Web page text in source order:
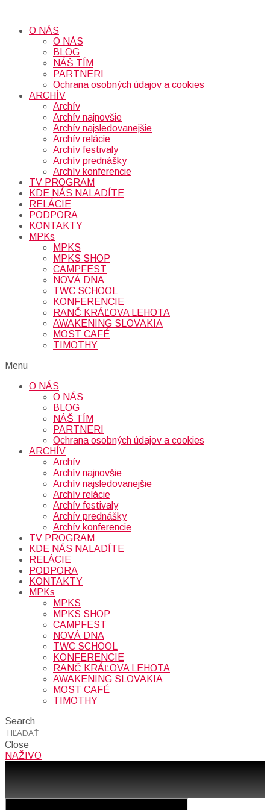
O NÁS
O NÁS
BLOG
NÁŠ TÍM
PARTNERI
Ochrana osobných údajov a cookies
ARCHÍV
Archív
Archív najnovšie
Archív najsledovanejšie
Archív relácie
Archív festivaly
Archív prednášky
Archív konferencie
TV PROGRAM
KDE NÁS NALADÍTE
RELÁCIE
PODPORA
KONTAKTY
MPKs
MPKS
MPKS SHOP
CAMPFEST
NOVÁ DNA
TWC SCHOOL
KONFERENCIE
RANČ KRÁĽOVA LEHOTA
AWAKENING SLOVAKIA
MOST CAFÉ
TIMOTHY
Menu
O NÁS
O NÁS
BLOG
NÁŠ TÍM
PARTNERI
Ochrana osobných údajov a cookies
ARCHÍV
Archív
Archív najnovšie
Archív najsledovanejšie
Archív relácie
Archív festivaly
Archív prednášky
Archív konferencie
TV PROGRAM
KDE NÁS NALADÍTE
RELÁCIE
PODPORA
KONTAKTY
MPKs
MPKS
MPKS SHOP
CAMPFEST
NOVÁ DNA
TWC SCHOOL
KONFERENCIE
RANČ KRÁĽOVA LEHOTA
AWAKENING SLOVAKIA
MOST CAFÉ
TIMOTHY
Search
Close
NAŽIVO